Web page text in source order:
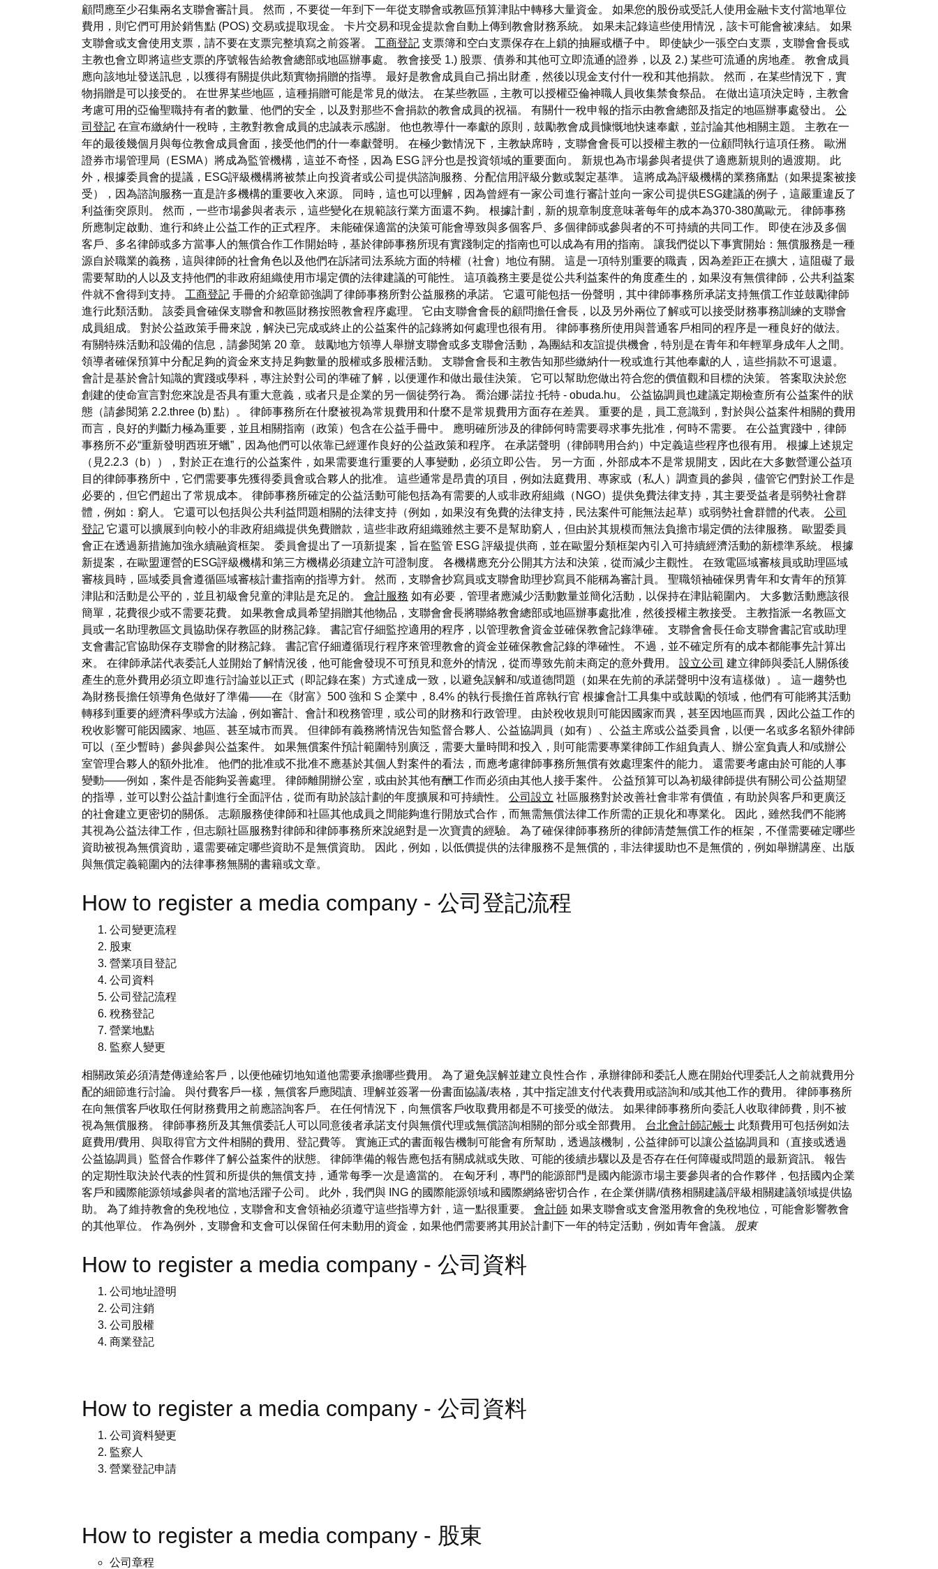
顧問應至少召集兩名支聯會審計員。 然而，不要從一年到下一年從支聯會或教區預算津貼中轉移大量資金。 如果您的股份或受託人使用金融卡支付當地單位
費用，則它們可用於銷售點 (POS) 交易或提取現金。 卡片交易和現金提款會自動上傳到教會財務系統。 如果未記錄這些使用情況，該卡可能會被凍結。 如果
支聯會或支會使用支票，請不要在支票完整填寫之前簽署。 工商登記 支票簿和空白支票保存在上鎖的抽屜或櫃子中。 即使缺少一張空白支票，支聯會會長或
主教也會立即將這些支票的序號報告給教會總部或地區辦事處。 教會接受 1.) 股票、債券和其他可立即流通的證券，以及 2.) 某些可流通的房地產。 教會成員
應向該地址發送訊息，以獲得有關提供此類實物捐贈的指導。 最好是教會成員自己捐出財產，然後以現金支付什一稅和其他捐款。 然而，在某些情況下，實
物捐贈是可以接受的。 在世界某些地區，這種捐贈可能是常見的做法。 在某些教區，主教可以授權亞倫神職人員收集禁食祭品。 在做出這項決定時，主教會
考慮可用的亞倫聖職持有者的數量、他們的安全，以及對那些不會捐款的教會成員的祝福。 有關什一稅申報的指示由教會總部及指定的地區辦事處發出。 公
司登記 在宣布繳納什一稅時，主教對教會成員的忠誠表示感謝。 他也教導什一奉獻的原則，鼓勵教會成員慷慨地快速奉獻，並討論其他相關主題。 主教在一
年的最後幾個月與每位教會成員會面，接受他們的什一奉獻聲明。 在極少數情況下，主教缺席時，支聯會會長可以授權主教的一位顧問執行這項任務。 歐洲
證券市場管理局（ESMA）將成為監管機構，這並不奇怪，因為 ESG 評分也是投資領域的重要面向。 新規也為市場參與者提供了適應新規則的過渡期。 此
外，根據委員會的提議，ESG評級機構將被禁止向投資者或公司提供諮詢服務、分配信用評級分數或製定基準。 這將成為評級機構的業務痛點（如果提案被接
受），因為諮詢服務一直是許多機構的重要收入來源。 同時，這也可以理解，因為曾經有一家公司進行審計並向一家公司提供ESG建議的例子，這嚴重違反了
利益衝突原則。 然而，一些市場參與者表示，這些變化在規範該行業方面還不夠。 根據計劃，新的規章制度意味著每年的成本為370-380萬歐元。 律師事務
所應制定啟動、進行和終止公益工作的正式程序。 未能確保適當的決策可能會導致與多個客戶、多個律師或參與者的不可持續的共同工作。 即使在涉及多個
客戶、多名律師或多方當事人的無償合作工作開始時，基於律師事務所現有實踐制定的指南也可以成為有用的指南。 讓我們從以下事實開始：無償服務是一種
源自於職業的義務，這與律師的社會角色以及他們在訴諸司法系統方面的特權（社會）地位有關。 這是一項特別重要的職責，因為差距正在擴大，這阻礙了最
需要幫助的人以及支持他們的非政府組織使用市場定價的法律建議的可能性。 這項義務主要是從公共利益案件的角度產生的，如果沒有無償律師，公共利益案
件就不會得到支持。 工商登記 手冊的介紹章節強調了律師事務所對公益服務的承諾。 它還可能包括一份聲明，其中律師事務所承諾支持無償工作並鼓勵律師
進行此類活動。 該委員會確保支聯會和教區財務按照教會程序處理。 它由支聯會會長的顧問擔任會長，以及另外兩位了解或可以接受財務事務訓練的支聯會
成員組成。 對於公益政策手冊來說，解決已完成或終止的公益案件的記錄將如何處理也很有用。 律師事務所使用與普通客戶相同的程序是一種良好的做法。
有關特殊活動和設備的信息，請參閱第 20 章。 鼓勵地方領導人舉辦支聯會或多支聯會活動，為團結和友誼提供機會，特別是在青年和年輕單身成年人之間。
領導者確保預算中分配足夠的資金來支持足夠數量的股權或多股權活動。 支聯會會長和主教告知那些繳納什一稅或進行其他奉獻的人，這些捐款不可退還。
會計是基於會計知識的實踐或學科，專注於對公司的準確了解，以便運作和做出最佳決策。 它可以幫助您做出符合您的價值觀和目標的決策。 答案取決於您
創建的使命宣言對您來說是否具有重大意義，或者只是企業的另一個徒勞行為。 喬治娜·諾拉·托特 - obuda.hu。 公益協調員也建議定期檢查所有公益案件的狀
態（請參閱第 2.2.three (b) 點）。 律師事務所在什麼被視為常規費用和什麼不是常規費用方面存在差異。 重要的是，員工意識到，對於與公益案件相關的費用
而言，良好的判斷力極為重要，並且相關指南（政策）包含在公益手冊中。 應明確所涉及的律師何時需要尋求事先批准，何時不需要。 在公益實踐中，律師
事務所不必“重新發明西班牙蠟”，因為他們可以依靠已經運作良好的公益政策和程序。 在承諾聲明（律師聘用合約）中定義這些程序也很有用。 根據上述規定
（見2.2.3（b）），對於正在進行的公益案件，如果需要進行重要的人事變動，必須立即公告。 另一方面，外部成本不是常規開支，因此在大多數營運公益項
目的律師事務所中，它們需要事先獲得委員會或合夥人的批准。 這些通常是昂貴的項目，例如法庭費用、專家或（私人）調查員的參與，儘管它們對於工作是
必要的，但它們超出了常規成本。 律師事務所確定的公益活動可能包括為有需要的人或非政府組織（NGO）提供免費法律支持，其主要受益者是弱勢社會群
體，例如：窮人。 它還可以包括與公共利益問題相關的法律支持（例如，如果沒有免費的法律支持，民法案件可能無法起草）或弱勢社會群體的代表。 公司
登記 它還可以擴展到向較小的非政府組織提供免費贈款，這些非政府組織雖然主要不是幫助窮人，但由於其規模而無法負擔市場定價的法律服務。 歐盟委員
會正在透過新措施加強永續融資框架。 委員會提出了一項新提案，旨在監管 ESG 評級提供商，並在歐盟分類框架內引入可持續經濟活動的新標準系統。 根據
新提案，在歐盟運營的ESG評級機構和第三方機構必須建立許可證制度。 各機構應充分公開其方法和決策，從而減少主觀性。 在致電區域審核員或助理區域
審核員時，區域委員會遵循區域審核計畫指南的指導方針。 然而，支聯會抄寫員或支聯會助理抄寫員不能稱為審計員。 聖職領袖確保男青年和女青年的預算
津貼和活動是公平的，並且初級會兒童的津貼是充足的。 會計服務 如有必要，管理者應減少活動數量並簡化活動，以保持在津貼範圍內。 大多數活動應該很
簡單，花費很少或不需要花費。 如果教會成員希望捐贈其他物品，支聯會會長將聯絡教會總部或地區辦事處批准，然後授權主教接受。 主教指派一名教區文
員或一名助理教區文員協助保存教區的財務記錄。 書記官仔細監控適用的程序，以管理教會資金並確保教會記錄準確。 支聯會會長任命支聯會書記官或助理
支會書記官協助保存支聯會的財務記錄。 書記官仔細遵循現行程序來管理教會的資金並確保教會記錄的準確性。 不過，並不確定所有的成本都能事先計算出
來。 在律師承諾代表委託人並開始了解情況後，他可能會發現不可預見和意外的情況，從而導致先前未商定的意外費用。 設立公司 建立律師與委託人關係後
產生的意外費用必須立即進行討論並以正式（即記錄在案）方式達成一致，以避免誤解和/或道德問題（如果在先前的承諾聲明中沒有這樣做）。 這一趨勢也
為財務長擔任領導角色做好了準備——在《財富》500 強和 S 企業中，8.4% 的執行長擔任首席執行官 根據會計工具集中或鼓勵的領域，他們有可能將其活動
轉移到重要的經濟科學或方法論，例如審計、會計和稅務管理，或公司的財務和行政管理。 由於稅收規則可能因國家而異，甚至因地區而異，因此公益工作的
稅收影響可能因國家、地區、甚至城市而異。 但律師有義務將情況告知監督合夥人、公益協調員（如有）、公益主席或公益委員會，以便一名或多名額外律師
可以（至少暫時）參與參與公益案件。 如果無償案件預計範圍特別廣泛，需要大量時間和投入，則可能需要專業律師工作組負責人、辦公室負責人和/或辦公
室管理合夥人的額外批准。 他們的批准或不批准不應基於其個人對案件的看法，而應考慮律師事務所無償有效處理案件的能力。 還需要考慮由於可能的人事
變動——例如，案件是否能夠妥善處理。 律師離開辦公室，或由於其他有酬工作而必須由其他人接手案件。 公益預算可以為初級律師提供有關公司公益期望
的指導，並可以對公益計劃進行全面評估，從而有助於該計劃的年度擴展和可持續性。 公司設立 社區服務對於改善社會非常有價值，有助於與客戶和更廣泛
的社會建立更密切的關係。 志願服務使律師和社區其他成員之間能夠進行開放式合作，而無需無償法律工作所需的正規化和專業化。 因此，雖然我們不能將
其視為公益法律工作，但志願社區服務對律師和律師事務所來說絕對是一次寶貴的經驗。 為了確保律師事務所的律師清楚無償工作的框架，不僅需要確定哪些
資助被視為無償資助，還需要確定哪些資助不是無償資助。 因此，例如，以低價提供的法律服務不是無償的，非法律援助也不是無償的，例如舉辦講座、出版
與無償定義範圍內的法律事務無關的書籍或文章。
How to register a media company - 公司登記流程
公司變更流程
股東
營業項目登記
公司資料
公司登記流程
稅務登記
營業地點
監察人變更
相關政策必須清楚傳達給客戶，以便他確切地知道他需要承擔哪些費用。 為了避免誤解並建立良性合作，承辦律師和委託人應在開始代理委託人之前就費用分
配的細節進行討論。 與付費客戶一樣，無償客戶應閱讀、理解並簽署一份書面協議/表格，其中指定誰支付代表費用或諮詢和/或其他工作的費用。 律師事務所
在向無償客戶收取任何財務費用之前應諮詢客戶。 在任何情況下，向無償客戶收取費用都是不可接受的做法。 如果律師事務所向委託人收取律師費，則不被
視為無償服務。 律師事務所及其無償委託人可以同意後者承諾支付與無償代理或無償諮詢相關的部分或全部費用。 台北會計師記帳士 此類費用可包括例如法
庭費用/費用、與取得官方文件相關的費用、登記費等。 實施正式的書面報告機制可能會有所幫助，透過該機制，公益律師可以讓公益協調員和（直接或透過
公益協調員）監督合作夥伴了解公益案件的狀態。 律師準備的報告應包括有關成就或失敗、可能的後續步驟以及是否存在任何障礙或問題的最新資訊。 報告
的定期性取決於代表的性質和所提供的無償支持，通常每季一次是適當的。 在匈牙利，專門的能源部門是國內能源市場主要參與者的合作夥伴，包括國內企業
客戶和國際能源領域參與者的當地活躍子公司。 此外，我們與 ING 的國際能源領域和國際網絡密切合作，在企業併購/債務相關建議/評級相關建議領域提供協
助。 為了維持教會的免稅地位，支聯會和支會領袖必須遵守這些指導方針，這一點很重要。 會計師 如果支聯會或支會濫用教會的免稅地位，可能會影響教會
的其他單位。 作為例外，支聯會和支會可以保留任何未動用的資金，如果他們需要將其用於計劃下一年的特定活動，例如青年會議。
股東
How to register a media company - 公司資料
公司地址證明
公司注銷
公司股權
商業登記
How to register a media company - 公司資料
公司資料變更
監察人
營業登記申請
How to register a media company - 股東
公司章程